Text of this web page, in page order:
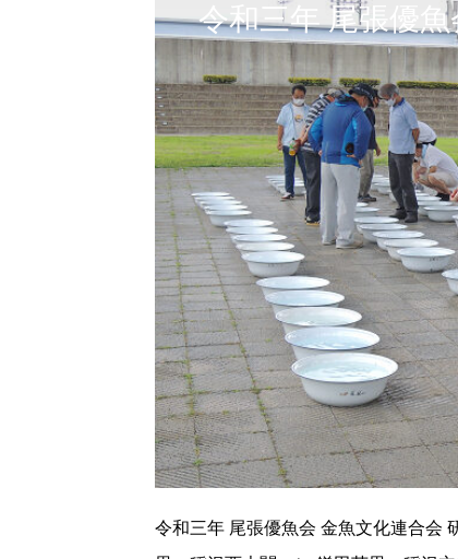
令和三年 尾張優魚
令和三年 尾張優魚会 金魚文化連合